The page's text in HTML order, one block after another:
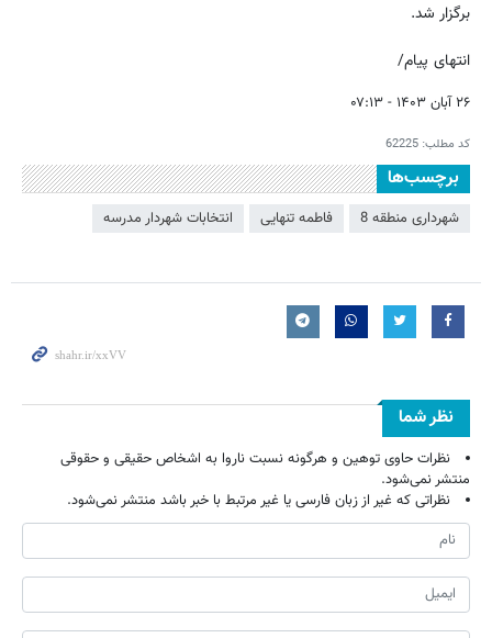
برگزار شد.
انتهای پیام/
۲۶ آبان ۱۴۰۳ - ۰۷:۱۳
کد مطلب: 62225
برچسب‌ها
شهرداری منطقه 8 فاطمه تنهایی انتخابات شهردار مدرسه
نظر شما
نظرات حاوی توهین و هرگونه نسبت ناروا به اشخاص حقیقی و حقوقی
منتشر نمی‌شود.
نظراتی که غیر از زبان فارسی یا غیر مرتبط با خبر باشد منتشر نمی‌شود.